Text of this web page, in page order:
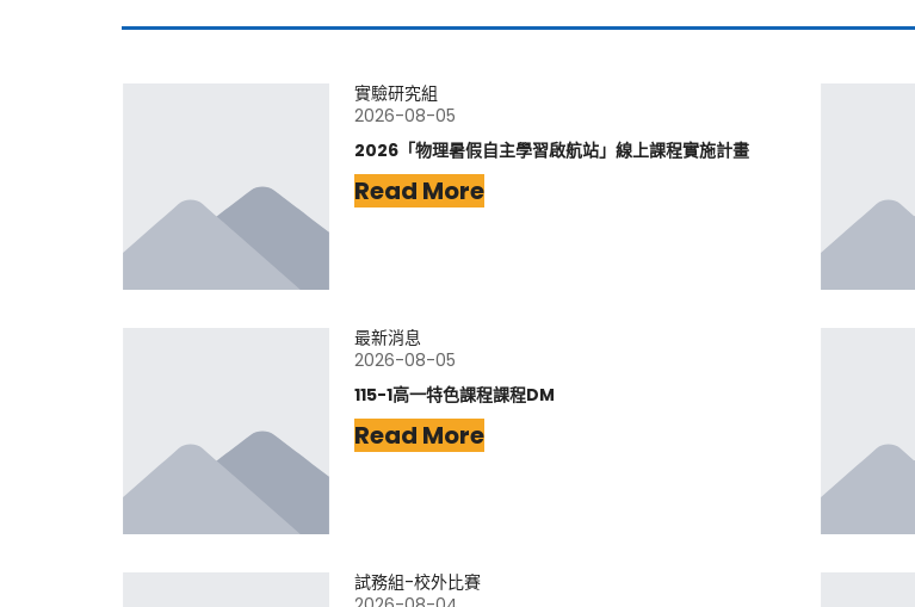
實驗研究組
2026-08-05
2026「物理暑假自主學習啟航站」線上課程實施計畫
Read More
最新消息
2026-08-05
115-1高一特色課程課程DM
Read More
試務組-校外比賽